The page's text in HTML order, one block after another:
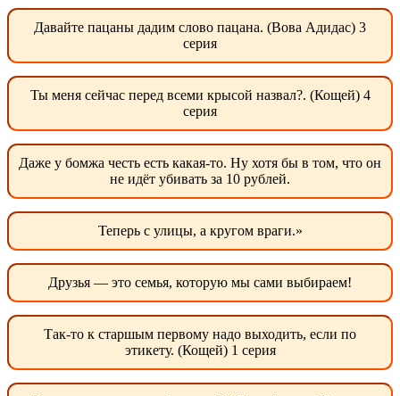
Давайте пацаны дадим слово пацана. (Вова Адидас) 3
серия
Ты меня сейчас перед всеми крысой назвал?. (Кощей) 4
серия
Даже у бомжа честь есть какая-то. Ну хотя бы в том, что он
не идёт убивать за 10 рублей.
Теперь с улицы, а кругом враги.»
Друзья — это семья, которую мы сами выбираем!
Так-то к старшым первому надо выходить, если по
этикету. (Кощей) 1 серия